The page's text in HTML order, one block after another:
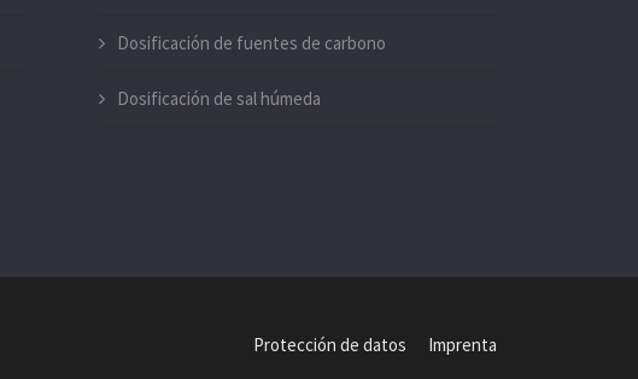
Dosificación de fuentes de carbono
Dosificación de sal húmeda
Protección de datos Imprenta